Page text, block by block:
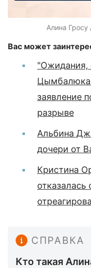
Алина
Вас может
"Ожидания,
Цымбалюка
заявление
разрыве
Альбина
дочери от
Кристина
отказалась
СПРАВКА
Кто такая